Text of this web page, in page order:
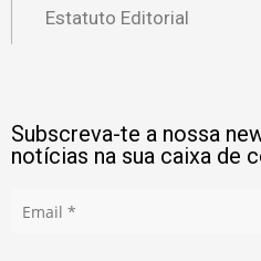
Estatuto Editorial
Subscreva-te a nossa
notícias na sua caixa de